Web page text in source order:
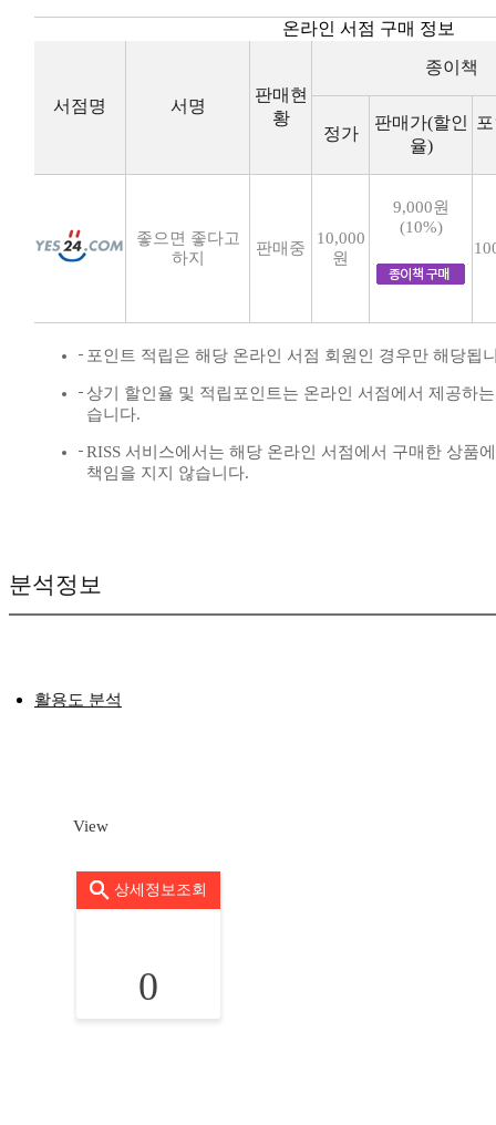
온라인 서점 구매 정보
서점명 서명
판매현
황
종이책
정가
판매가(할인
율)
좋으면 좋다고
하지
판매중
10,000
원
9,000원
(10%)
포인트 적립은 해당 온라인 서점 회원인 경우만 해당됩
상기 할인율 및 적립포인트는 온라인 서점에서 제공하
습니다.
RISS 서비스에서는 해당 온라인 서점에서 구매한 상품
책임을 지지 않습니다.
분석정보
활용도 분석
View
상세정보조회
0